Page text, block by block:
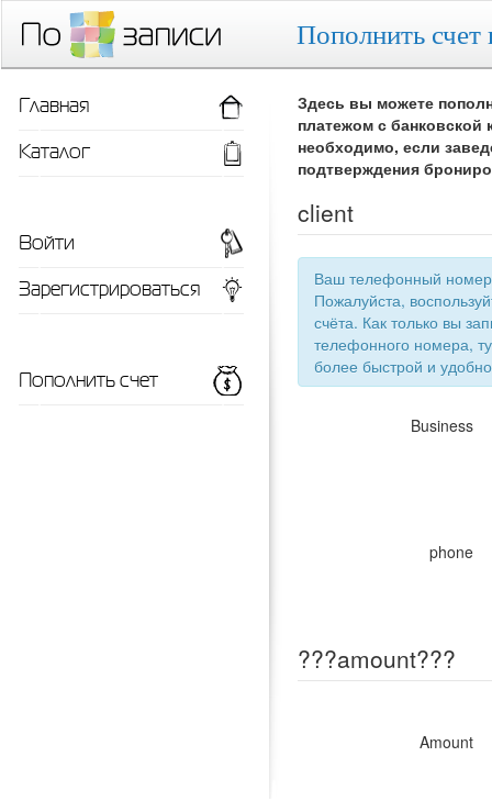
Пополнить счет
Здесь вы можете
платежом с
необходимо, если
подтверждения
client
Ваш телефонный номер
Пожалуйста,
счёта. Как только вы
телефонного номера,
более
Business
phone
???amount???
Amount
Главная
Каталог
Войти
Зарегистрироваться
Пополнить счет